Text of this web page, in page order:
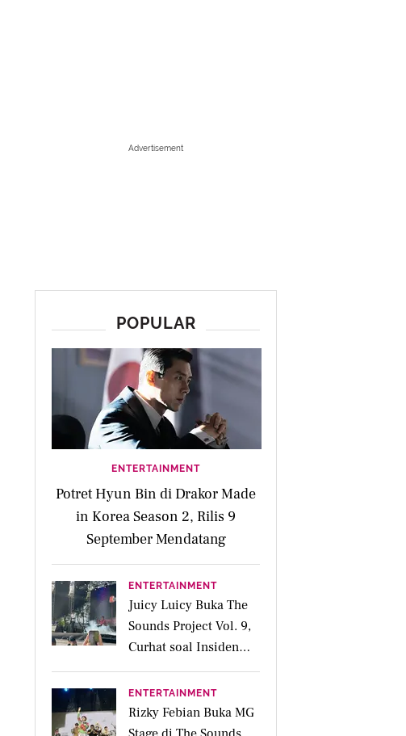
Advertisement
POPULAR
ENTERTAINMENT
Potret Hyun Bin di Drakor Made
in Korea Season 2, Rilis 9
September Mendatang
ENTERTAINMENT
Juicy Luicy Buka The
Sounds Project Vol. 9,
Curhat soal Insiden
Salah Kostum
ENTERTAINMENT
Rizky Febian Buka MG